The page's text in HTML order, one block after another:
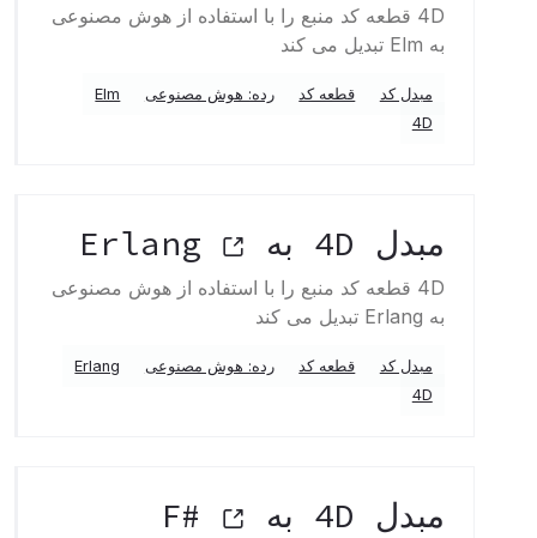
4D قطعه کد منبع را با استفاده از هوش مصنوعی
به Elm تبدیل می کند
مبدل کد قطعه کد رده: هوش مصنوعی
Elm
4D
مبدل 4D به Erlang
4D قطعه کد منبع را با استفاده از هوش مصنوعی
به Erlang تبدیل می کند
مبدل کد قطعه کد رده: هوش مصنوعی
Erlang
4D
مبدل 4D به F#